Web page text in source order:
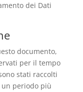
dei Dati
documento,
per il tempo
stati raccolti
periodo più